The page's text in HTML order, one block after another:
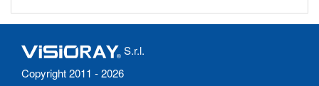
S.r.l.
Copyright 2011 - 2026